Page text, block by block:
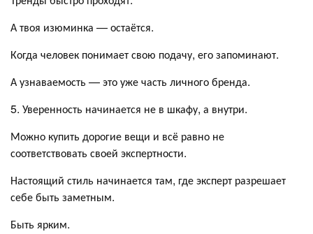
А твоя изюминка — остаётся.
Когда человек понимает свою подачу, его запоминают.
А узнаваемость — это уже часть личного бренда.
5. Уверенность начинается не в шкафу, а внутри.
Можно купить дорогие вещи и всё равно не
соответствовать своей экспертности.
Настоящий стиль начинается там, где эксперт разрешает
себе быть заметным.
Быть ярким.